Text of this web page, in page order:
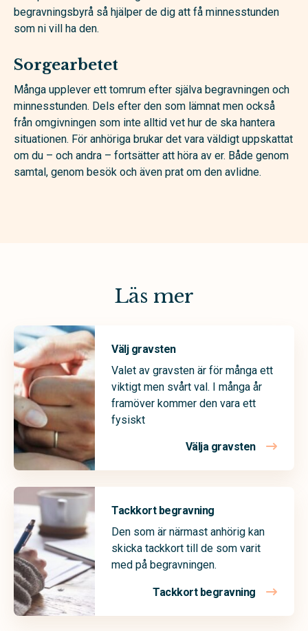
begravningsbyrå så hjälper de dig att få minnesstunden
som ni vill ha den.
Sorgearbetet
Många upplever ett tomrum efter själva begravningen och
minnesstunden. Dels efter den som lämnat men också
från omgivningen som inte alltid vet hur de ska hantera
situationen. För anhöriga brukar det vara väldigt uppskattat
om du – och andra – fortsätter att höra av er. Både genom
samtal, genom besök och även prat om den avlidne.
Läs mer
Välj gravsten
Valet av gravsten är för många ett
viktigt men svårt val. I många år
framöver kommer den vara ett
fysiskt
Välja gravsten
Tackkort begravning
Den som är närmast anhörig kan
skicka tackkort till de som varit
med på begravningen.
Tackkort begravning